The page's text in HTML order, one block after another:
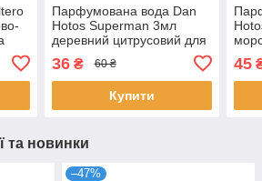
Парфумована вода Dan
Hotos Superman 3мл
деревний цитрусовий для
чоловіків стійкий пробник
Дан Хотос
36₴ 60 ₴
Купити
45
та новинки
–47%